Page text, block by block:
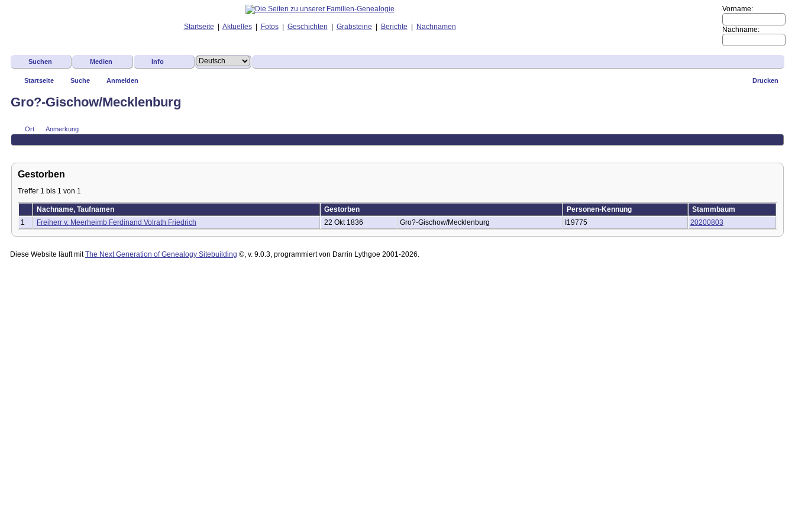
Startseite Aktuelles| Fotos| Geschichten Grabsteine Berichte Nachnamen
Vorname:
Nachname:
Suchen Medien Info
Startseite Suche Anmelden Drucken
Gro?-Gischow/Mecklenburg
Ort Anmerkung
Gestorben
Treffer 1 bis 1 von 1
Nachname, Taufnamen Gestorben Personen-Kennung
Stammbaum
1
Freiherr v. Meerheimb Ferdinand Volrath Friedrich 22 Okt 1836 Gro?-Gischow/Mecklenburg I19775 20200803
Diese Website läuft mitThe Next Generation of Genealogy Sitebuilding ©, v. 9.0.3, programmiert von Darrin Lythgoe 2001-2026.